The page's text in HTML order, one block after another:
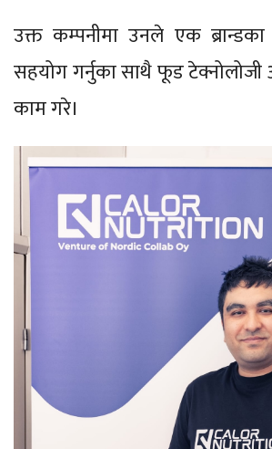
उक्त कम्पनीमा उनले एक ब्रान्डका
सहयोग गर्नुका साथै फूड टेक्नोलोजी
काम गरे।